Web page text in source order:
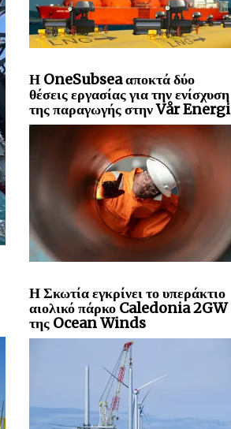
Η OneSubsea αποκτά δύο
θέσεις εργασίας για την ενίσχυση
της παραγωγής στην Vår Energi
Η Σκωτία εγκρίνει το υπεράκτιο
αιολικό πάρκο Caledonia 2GW
της Ocean Winds